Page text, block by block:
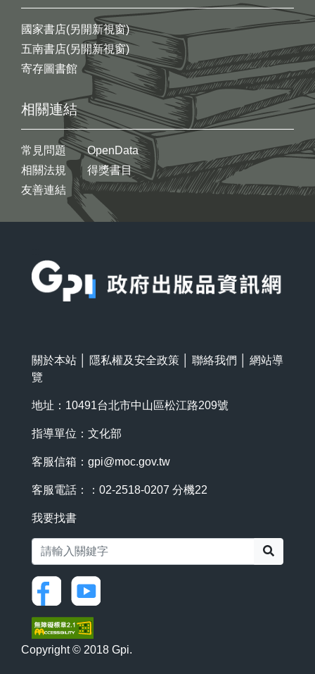
國家書店(另開新視窗)
五南書店(另開新視窗)
寄存圖書館
相關連結
常見問題
相關法規
友善連結
OpenData
得獎書目
關於本站 隱私權及安全政策 聯絡我們
網站導
覽
地址：10491台北市中山區松江路209號
指導單位：文化部
客服信箱： gpi@moc.gov.tw
客服電話：：02-2518-0207 分機22
我要找書
Copyright © 2018 Gpi.